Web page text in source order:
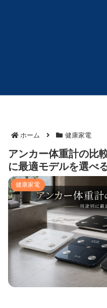
ホーム 健康家電
アンカー体重計の比
に最適モデルを選べ
健康家電